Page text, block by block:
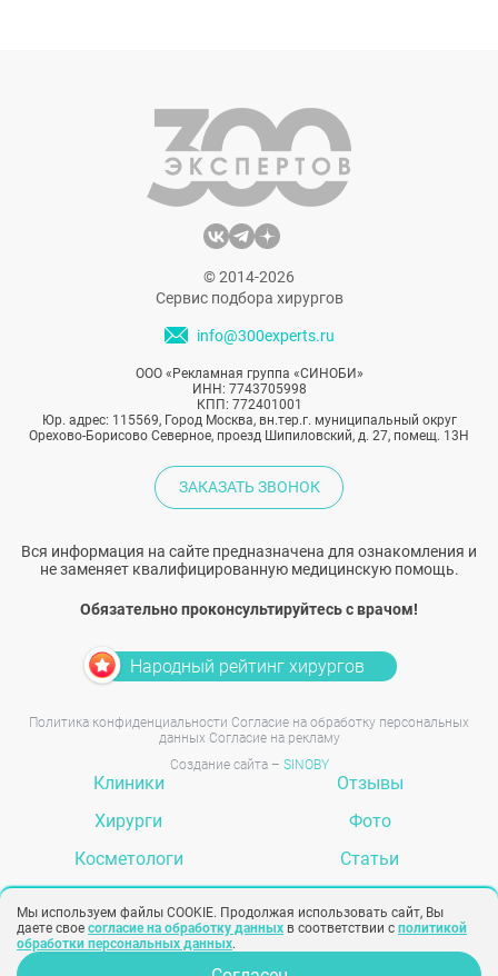
медициной. Сегодня многие специалисты
удовлетворяют запрос пациентов на то,
чтобы идеально выглядеть на экране
гаджетов в Zoom и других программах для
видеоконференций. Рассказываем, как и с
помощью чего они это делают.
© 2014-2026
Сервис подбора хирургов
info@300experts.ru
ООО «Рекламная группа «СИНОБИ»
ИНН: 7743705998
КПП: 772401001
Юр. адрес: 115569, Город Москва, вн.тер.г. муниципальный округ
Орехово-Борисово Северное, проезд Шипиловский, д. 27, помещ. 13Н
ЗАКАЗАТЬ ЗВОНОК
Вся информация на сайте предназначена для ознакомления и
не заменяет квалифицированную медицинскую помощь.
Обязательно проконсультируйтесь с врачом!
Народный рейтинг хирургов
Политика конфиденциальности Согласие на обработку персональных
данных Согласие на рекламу
Создание сайта – SINOBY
Клиники
Хирурги
Косметологи
Отзывы
Фото
Статьи
Мы используем файлы COOKIE. Продолжая использовать сайт, Вы
даете свое согласие на обработку данных в соответствии с политикой
обработки персональных данных.